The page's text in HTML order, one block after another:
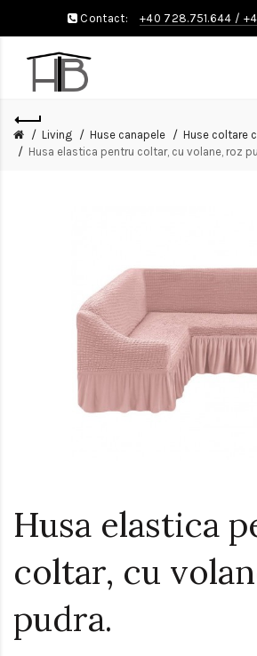
Contact: +40 728.751.644 /
Living Huse canapele
Huse coltare
Husa elastica pentru coltar, cu volane, roz
Husa elastica
coltar, cu
pudra.